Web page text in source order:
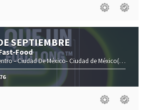
SEPTIEMBRE
Food
-Ciudad De México-Ciudad de México(CMX)